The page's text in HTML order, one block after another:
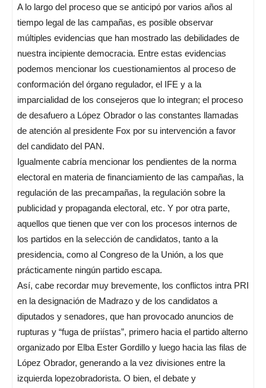
A lo largo del proceso que se anticipó por varios años al
tiempo legal de las campañas, es posible observar
múltiples evidencias que han mostrado las debilidades de
nuestra incipiente democracia. Entre estas evidencias
podemos mencionar los cuestionamientos al proceso de
conformación del órgano regulador, el IFE y a la
imparcialidad de los consejeros que lo integran; el proceso
de desafuero a López Obrador o las constantes llamadas
de atención al presidente Fox por su intervención a favor
del candidato del PAN.
Igualmente cabría mencionar los pendientes de la norma
electoral en materia de financiamiento de las campañas, la
regulación de las precampañas, la regulación sobre la
publicidad y propaganda electoral, etc. Y por otra parte,
aquellos que tienen que ver con los procesos internos de
los partidos en la selección de candidatos, tanto a la
presidencia, como al Congreso de la Unión, a los que
prácticamente ningún partido escapa.
Así, cabe recordar muy brevemente, los conflictos intra PRI
en la designación de Madrazo y de los candidatos a
diputados y senadores, que han provocado anuncios de
rupturas y “fuga de priístas”, primero hacia el partido alterno
organizado por Elba Ester Gordillo y luego hacia las filas de
López Obrador, generando a la vez divisiones entre la
izquierda lopezobradorista. O bien, el debate y